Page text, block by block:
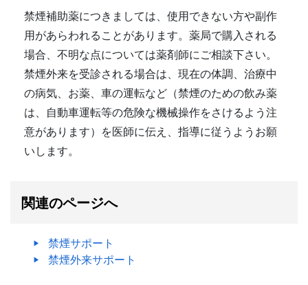
禁煙補助薬につきましては、使用できない方や副作
用があらわれることがあります。薬局で購入される
場合、不明な点については薬剤師にご相談下さい。
禁煙外来を受診される場合は、現在の体調、治療中
の病気、お薬、車の運転など（禁煙のための飲み薬
は、自動車運転等の危険な機械操作をさけるよう注
意があります）を医師に伝え、指導に従うようお願
いします。
関連のページへ
禁煙サポート
禁煙外来サポート